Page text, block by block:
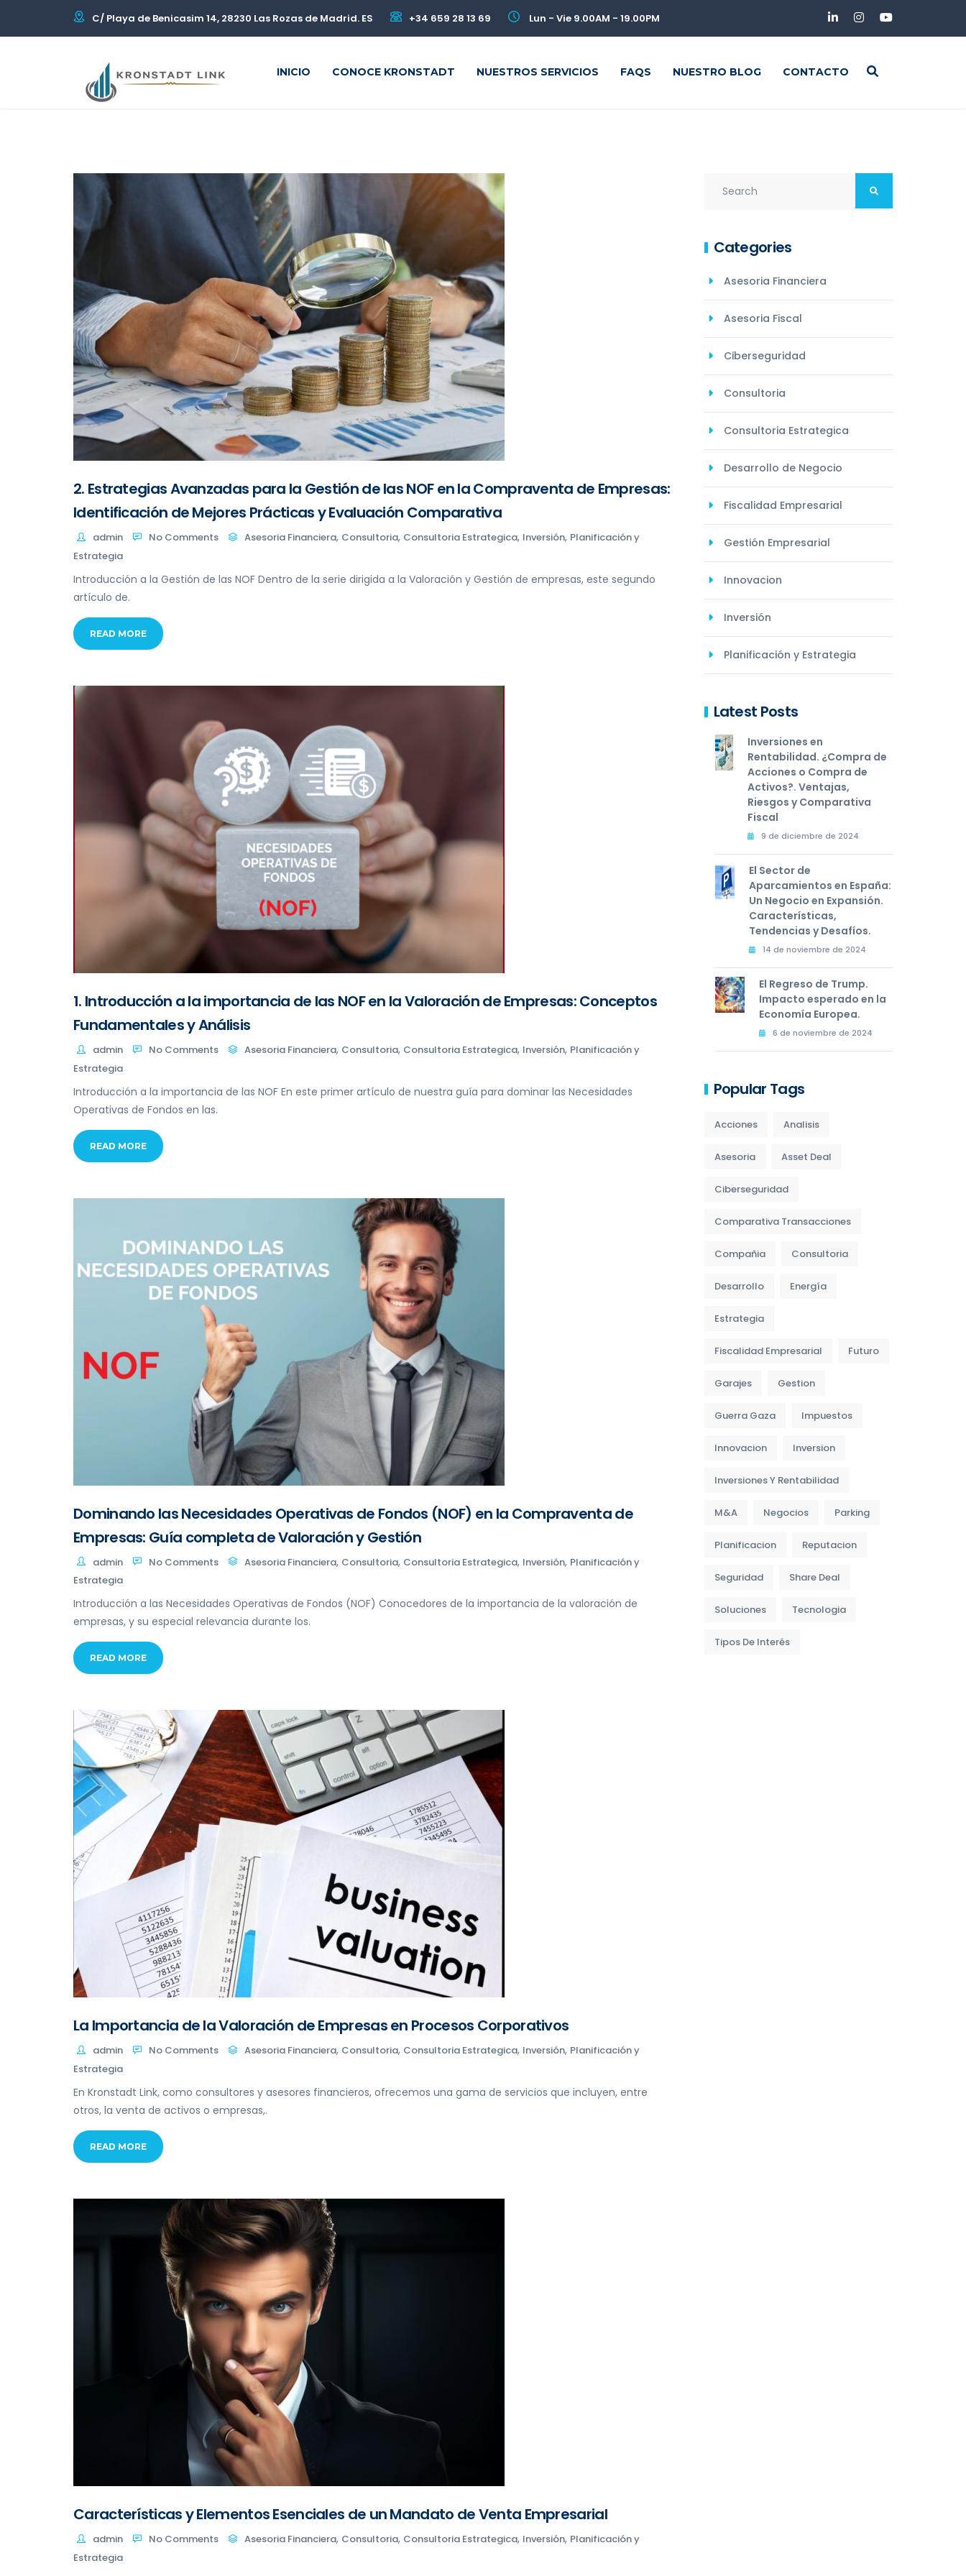
C/ Playa de Benicasim 14, 28230 Las Rozas de Madrid. ES +34 659 28 13 69 Lun - Vie 9.00AM - 19.00PM
INICIO CONOCE KRONSTADT NUESTROS SERVICIOS FAQS NUESTRO BLOG CONTACTO
2. Estrategias Avanzadas para la Gestión de las NOF en la Compraventa de Empresas:
Identificación de Mejores Prácticas y Evaluación Comparativa
admin No Comments Asesoria Financiera, Consultoria, Consultoria Estrategica, Inversión, Planificación y
Estrategia
Introducción a la Gestión de las NOF Dentro de la serie dirigida a la Valoración y Gestión de empresas, este segundo
artículo de.
READ MORE
1. Introducción a la importancia de las NOF en la Valoración de Empresas: Conceptos
Fundamentales y Análisis
admin No Comments Asesoria Financiera, Consultoria, Consultoria Estrategica, Inversión, Planificación y
Estrategia
Introducción a la importancia de las NOF En este primer artículo de nuestra guía para dominar las Necesidades
Operativas de Fondos en las.
READ MORE
Dominando las Necesidades Operativas de Fondos (NOF) en la Compraventa de
Empresas: Guía completa de Valoración y Gestión
admin No Comments Asesoria Financiera, Consultoria, Consultoria Estrategica, Inversión, Planificación y
Estrategia
Introducción a las Necesidades Operativas de Fondos (NOF) Conocedores de la importancia de la valoración de
empresas, y su especial relevancia durante los.
READ MORE
La Importancia de la Valoración de Empresas en Procesos Corporativos
admin No Comments Asesoria Financiera, Consultoria, Consultoria Estrategica, Inversión, Planificación y
Estrategia
En Kronstadt Link, como consultores y asesores financieros, ofrecemos una gama de servicios que incluyen, entre
otros, la venta de activos o empresas,.
READ MORE
Características y Elementos Esenciales de un Mandato de Venta Empresarial
admin No Comments Asesoria Financiera, Consultoria, Consultoria Estrategica, Inversión, Planificación y
Estrategia
Categories
Asesoria Financiera
Asesoria Fiscal
Ciberseguridad
Consultoria
Consultoria Estrategica
Desarrollo de Negocio
Fiscalidad Empresarial
Gestión Empresarial
Innovacion
Inversión
Planificación y Estrategia
Latest Posts
Inversiones en
Rentabilidad. ¿Compra de
Acciones o Compra de
Activos?. Ventajas,
Riesgos y Comparativa
Fiscal
9 de diciembre de 2024
El Sector de
Aparcamientos en España:
Un Negocio en Expansión.
Características,
Tendencias y Desafíos.
14 de noviembre de 2024
El Regreso de Trump.
Impacto esperado en la
Economía Europea.
6 de noviembre de 2024
Popular Tags
Acciones Analisis
Asesoria Asset Deal
Ciberseguridad
Comparativa Transacciones
Compañia Consultoria
Desarrollo Energía
Estrategia
Fiscalidad Empresarial Futuro
Garajes Gestion
Guerra Gaza Impuestos
Innovacion Inversion
Inversiones Y Rentabilidad
M&A Negocios Parking
Planificacion Reputacion
Seguridad Share Deal
Soluciones Tecnologia
Tipos De Interés